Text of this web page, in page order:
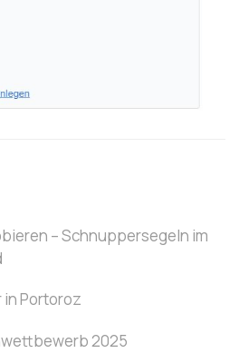
– Schnuppersegeln im
Portoroz
2025